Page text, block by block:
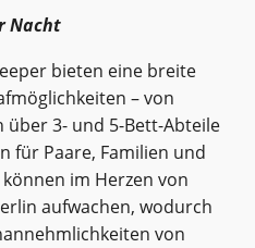
Nacht
bieten eine breite
– von
3‑ und 5‑Bett‑Abteile
für Paare, Familien und
im Herzen von
aufwachen, wodurch
von